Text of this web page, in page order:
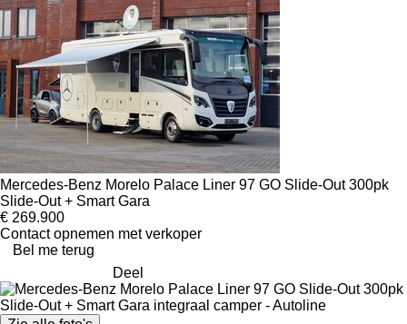
Mercedes-Benz Morelo Palace Liner 97 GO Slide-Out 300pk
Slide-Out + Smart Gara
€ 269.900
Contact opnemen met verkoper
Bel me terug
Deel